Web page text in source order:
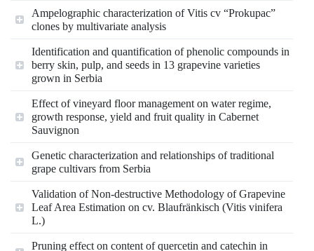
Ampelographic characterization of Vitis cv “Prokupac”
clones by multivariate analysis
Identification and quantification of phenolic compounds in
berry skin, pulp, and seeds in 13 grapevine varieties
grown in Serbia
Effect of vineyard floor management on water regime,
growth response, yield and fruit quality in Cabernet
Sauvignon
Genetic characterization and relationships of traditional
grape cultivars from Serbia
Validation of Non-destructive Methodology of Grapevine
Leaf Area Estimation on cv. Blaufränkisch (Vitis vinifera
L.)
Pruning effect on content of quercetin and catechin in